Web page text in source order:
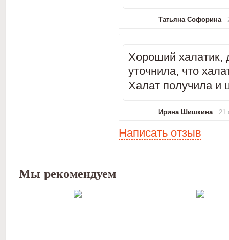
Татьяна Софорина
Хороший халатик,
уточнила, что
Халат получила и
Ирина Шишкина 21
Написать отзыв
Мы рекомендуем